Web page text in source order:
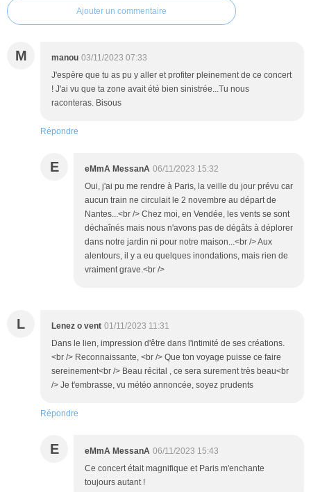
Ajouter un commentaire
M manou 03/11/2023 07:33
J'espère que tu as pu y aller et profiter pleinement de ce concert
! J'ai vu que ta zone avait été bien sinistrée...Tu nous
raconteras. Bisous
Répondre
E eMmA MessanA 06/11/2023 15:32
Oui, j'ai pu me rendre à Paris, la veille du jour prévu car
aucun train ne circulait le 2 novembre au départ de
Nantes...<br /> Chez moi, en Vendée, les vents se sont
déchaînés mais nous n'avons pas de dégâts à déplorer
dans notre jardin ni pour notre maison...<br /> Aux
alentours, il y a eu quelques inondations, mais rien de
vraiment grave.<br />
L Lenez o vent 01/11/2023 11:31
Dans le lien, impression d'être dans l'intimité de ses créations.
<br /> Reconnaissante, <br /> Que ton voyage puisse ce faire
sereinement<br /> Beau récital , ce sera surement très beau<br
/> Je t'embrasse, vu météo annoncée, soyez prudents
Répondre
E eMmA MessanA 06/11/2023 15:43
Ce concert était magnifique et Paris m'enchante
toujours autant !